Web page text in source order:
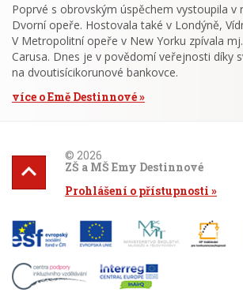
Poprvé s obrovským úspěchem vystoupila v
Dvorní opeře. Hostovala také v Londýně,
V Metropolitní opeře v New Yorku zpívala
Carusa. Dnes je v povědomí veřejnosti díky
na dvoutisícikorunové bankovce.
více o Emě Destinnové
© 2026
ZŠ a MŠ Emy Destinnové
Prohlášení o přístupnosti